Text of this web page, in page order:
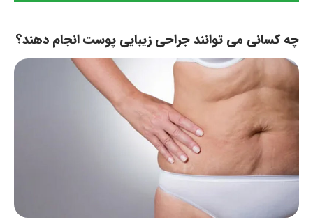
چه کسانی می توانند جراحی زیبایی پوست انجام دهند؟